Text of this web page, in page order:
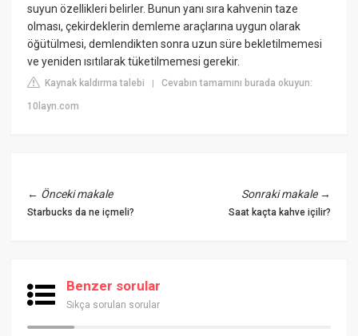
suyun özellikleri belirler. Bunun yanı sıra kahvenin taze
olması, çekirdeklerin demleme araçlarına uygun olarak
öğütülmesi, demlendikten sonra uzun süre bekletilmemesi
ve yeniden ısıtılarak tüketilmemesi gerekir.
Kaynak kaldırma talebi |Cevabın tamamını burada okuyun:
10layn.com
← Önceki makale
Starbucks da ne içmeli?
Sonraki makale→
Saat kaçta kahve içilir?
Benzer sorular
Sıkça sorulan sorular